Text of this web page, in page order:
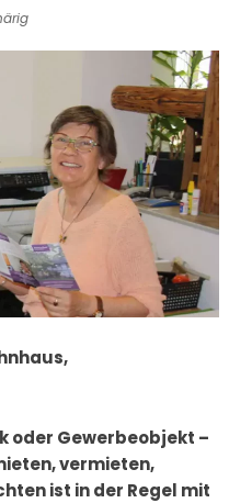
oder Gewerbeobjekt –
vermieten,
ist in der Regel mit